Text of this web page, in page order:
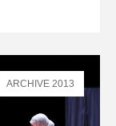
ARCHIVE 2013